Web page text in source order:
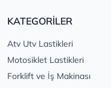
KATEGORİLER
Atv Utv Lastikleri
Motosiklet Lastikleri
Forklift ve İş Makinası